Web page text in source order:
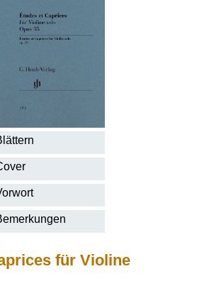
für Violine